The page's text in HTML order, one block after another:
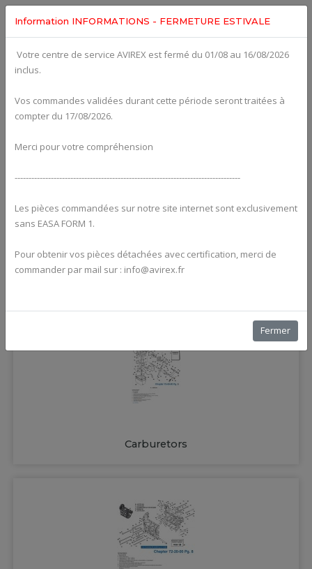
Alternators
Carburetors
Information INFORMATIONS - FERMETURE ESTIVALE
Votre centre de service AVIREX est fermé du 01/08 au 16/08/2026
inclus.
Vos commandes validées durant cette période seront traitées à
compter du 17/08/2026.
Merci pour votre compréhension
---------------------------------------------------------------------------------
Les pièces commandées sur notre site internet sont exclusivement
sans EASA FORM 1.
Pour obtenir vos pièces détachées avec certification, merci de
commander par mail sur : info@avirex.fr
Fermer